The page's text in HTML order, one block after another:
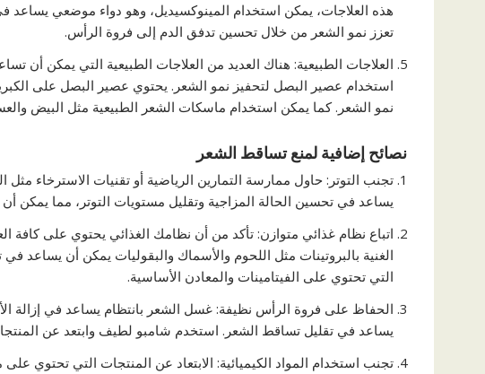
هذه العلاجات، يمكن استخدام المينوكسيديل، وهو دواء موضعي يساعد
تعزز نمو الشعر من خلال تحسين تدفق الدم إلى فروة الرأس.
العلاجات الطبيعية: هناك العديد من العلاجات الطبيعية التي يمكن أن
استخدام عصير البصل لتحفيز نمو الشعر. يحتوي عصير البصل على
نمو الشعر. كما يمكن استخدام ماسكات الشعر الطبيعية مثل البيض
نصائح إضافية لمنع تساقط الشعر
تجنب التوتر: حاول ممارسة التمارين الرياضية أو تقنيات الاسترخاء مثل
يساعد في تحسين الحالة المزاجية وتقليل مستويات التوتر، مما يمكن
اتباع نظام غذائي متوازن: تأكد من أن نظامك الغذائي يحتوي على كافة
الغنية بالبروتينات مثل اللحوم والأسماك والبقوليات يمكن أن يساعد
التي تحتوي على الفيتامينات والمعادن الأساسية.
الحفاظ على فروة الرأس نظيفة: غسل الشعر بانتظام يساعد في إزالة
يساعد في تقليل تساقط الشعر. استخدم شامبو لطيف وابتعد عن
تجنب استخدام المواد الكيميائية: الابتعاد عن المنتجات التي تحتوي